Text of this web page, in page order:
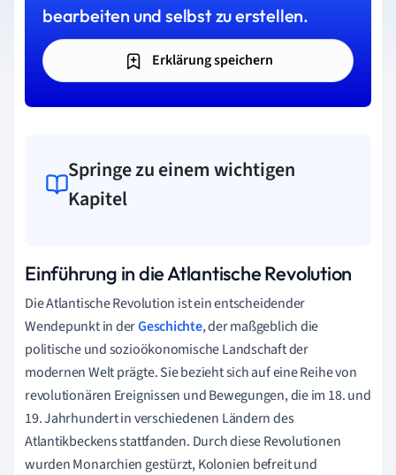
bearbeiten und selbst zu erstellen.
Erklärung speichern
Springe zu einem wichtigen
Kapitel
Einführung in die Atlantische Revolution
Die Atlantische Revolution ist ein entscheidender
Wendepunkt in derGeschichte, der maßgeblich die
politische und sozioökonomische Landschaft der
modernen Welt prägte. Sie bezieht sich auf eine Reihe von
revolutionären Ereignissen und Bewegungen, die im 18. und
19. Jahrhundert in verschiedenen Ländern des
Atlantikbeckens stattfanden. Durch diese Revolutionen
wurden Monarchien gestürzt, Kolonien befreit und